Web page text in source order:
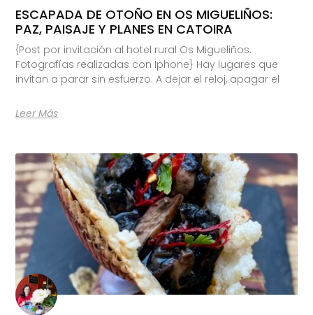
ESCAPADA DE OTOÑO EN OS MIGUELIÑOS:
PAZ, PAISAJE Y PLANES EN CATOIRA
{Post por invitación al hotel rural Os Migueliños.
Fotografías realizadas con Iphone} Hay lugares que
invitan a parar sin esfuerzo. A dejar el reloj, apagar el
Leer Más